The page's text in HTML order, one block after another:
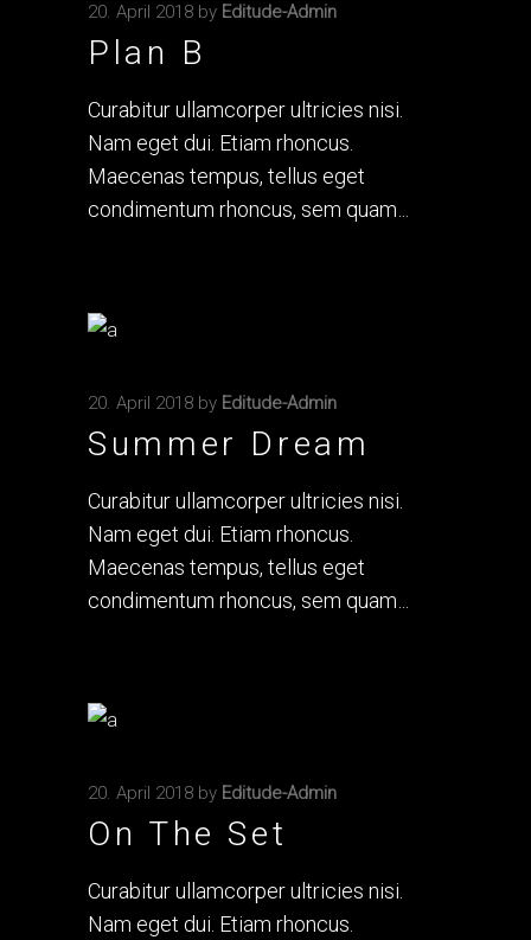
20. April 2018 by Editude-Admin
Plan B
Curabitur ullamcorper ultricies nisi.
Nam eget dui. Etiam rhoncus.
Maecenas tempus, tellus eget
condimentum rhoncus, sem quam
20. April 2018 by Editude-Admin
Summer Dream
Curabitur ullamcorper ultricies nisi.
Nam eget dui. Etiam rhoncus.
Maecenas tempus, tellus eget
condimentum rhoncus, sem quam
20. April 2018 by Editude-Admin
On The Set
Curabitur ullamcorper ultricies nisi.
Nam eget dui. Etiam rhoncus.